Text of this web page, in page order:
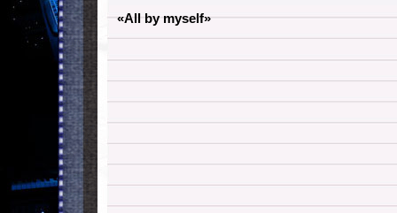
«All by myself»